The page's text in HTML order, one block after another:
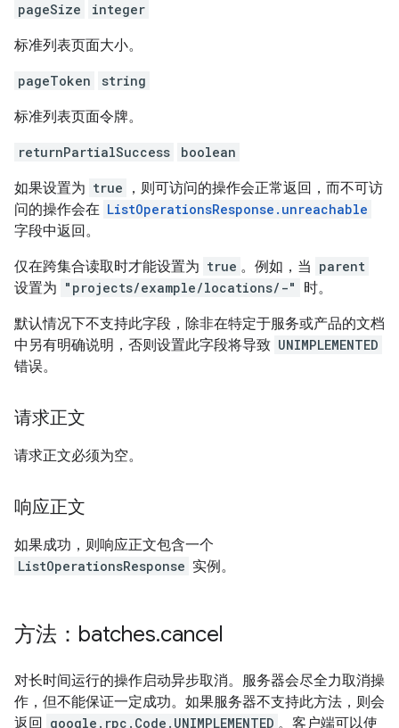
pageSize integer
标准列表页面大小。
pageToken string
标准列表页面令牌。
returnPartialSuccess boolean
如果设置为 true
，则可访问的操作会正常返回，而不可访
问的操作会在 ListOperationsResponse.unreachable
字段中返回。
仅在跨集合读取时才能设置为 true 。例如，当 parent
设置为 "projects/example/locations/-" 时。
默认情况下不支持此字段，除非在特定于服务或产品的文档
中另有明确说明，否则设置此字段将导致 UNIMPLEMENTED
错误。
请求正文
请求正文必须为空。
响应正文
如果成功，则响应正文包含一个
ListOperationsResponse 实例。
方法：batches.cancel
对长时间运行的操作启动异步取消。服务器会尽全力取消操
作，但不能保证一定成功。如果服务器不支持此方法，则会
返回 google.rpc.Code.UNIMPLEMENTED 。客户端可以使